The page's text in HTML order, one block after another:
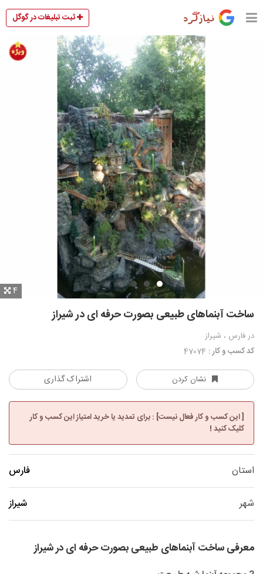
ثبت تبلیغات در گوگل
4
ساخت آبنماهای طبیعی بصورت حرفه ای در شیراز
در فارس ، شیراز
کد کسب و کار :
نشان کردن اشتراک گذاری
[ این کسب و کار فعال نیست] : برای تمدید یا خرید امتیاز این کسب و کار
کلیک کنید !
استان فارس
شهر شیراز
معرفی ساخت آبنماهای طبیعی بصورت حرفه ای در شیراز